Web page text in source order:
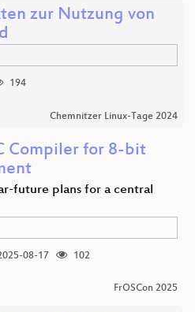
zur Nutzung von
194
Chemnitzer Linux-Tage 2024
Compiler for 8-bit
future plans for a central
08-17
102
FrOSCon 2025